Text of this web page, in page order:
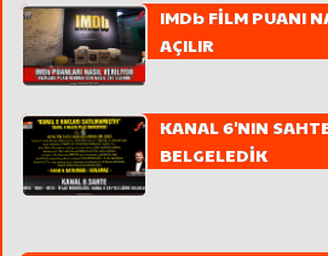
IMDb FİLM PUANI
AÇILIR
KANAL 6'NIN
BELGELEDİK